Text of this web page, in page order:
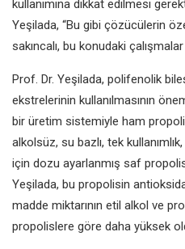
kullanımına dikkat edilmesi
Yeşilada, “Bu gibi çözücülerin
sakıncalı, bu konudaki
Prof. Dr. Yeşilada, polifenolik
ekstrelerinin kullanılmasının
bir üretim sistemiyle ham
alkolsüz, su bazlı, tek
için dozu ayarlanmış saf propolis
Yeşilada, bu propolisin
madde miktarının etil alkol ve
propolislere göre daha yüksek